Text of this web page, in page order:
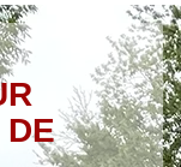
DE